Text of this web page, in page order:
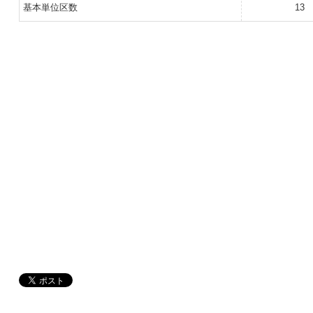
基本単位区数 13